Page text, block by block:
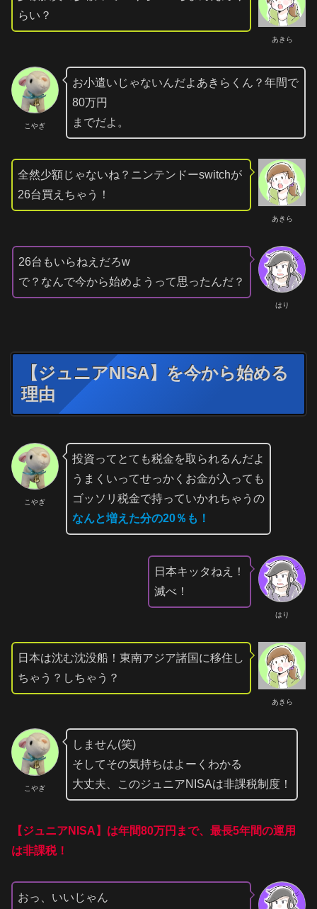
あきら
らい？
こやぎ
お小遣いじゃないんだよあきらくん？年間で
80万円
までだよ。
あきら
全然少額じゃないね？ニンテンドーswitchが
26台買えちゃう！
はり
26台もいらねえだろw
で？なんで今から始めようって思ったんだ？
【ジュニアNISA】を今から始める
理由
こやぎ
投資ってとても税金を取られるんだよ
うまくいってせっかくお金が入っても
ゴッソリ税金で持っていかれちゃうの
なんと増えた分の20％も！
はり
日本キッタねえ！
滅べ！
あきら
日本は沈む沈没船！東南アジア諸国に移住し
ちゃう？しちゃう？
こやぎ
しません(笑)
そしてその気持ちはよーくわかる
大丈夫、このジュニアNISAは非課税制度！
【ジュニアNISA】は年間80万円まで、最長5年間の運用
は非課税！
おっ、いいじゃん